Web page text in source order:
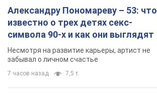
Александру Пономареву – 53: что
известно о трех детях секс-
символа 90-х и как они выглядят
Несмотря на развитие карьеры, артист не
забывал о личном счастье
7 часов назад 7,5 т.